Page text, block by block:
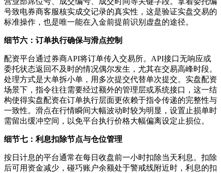
号致电券商客服核实成交记录的真实性，这是验证实盘交易的
标准操作，也是唯一能在入金前提前识别虚盘的途径。
细节六：订单执行确保与滑点控制
配资平台通过券商API将订单传入交易所。API接口无响应或
委托状态返回不及时的情况偶尔发生，尤其在交易高峰时段。
处理方式是大单拆小单，用多次提交代替单次提交。实盘配资
场景下，指令往往需要经过额外的管理层或系统接口，这一结
构使得实盘配资在订单执行层面更依赖于指令传递的完整性与
一致性。滑点在行情瞬间大幅波动时较为明显，设置止损单时
需留出缓冲空间，以免平台执行价格大幅偏离设定止损位。
细节七：利息扣除节点与仓位管理
按日计息的平台通常在每日收盘前一小时扣除当天利息。扣除
后可用资金减少，碰巧账户余额处于警戒线附近时，利息的扣